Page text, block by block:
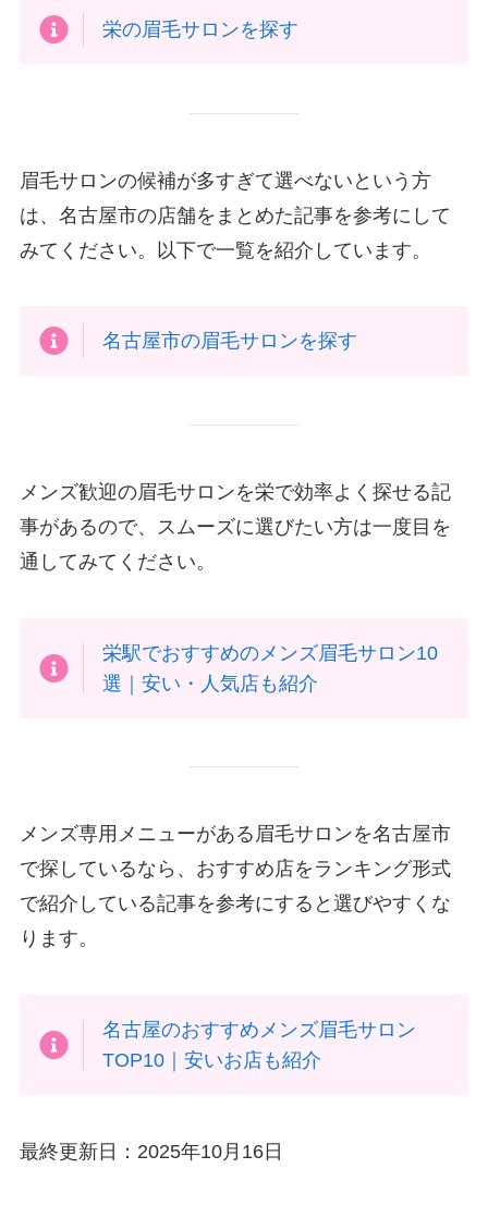
栄の眉毛サロンを探す
眉毛サロンの候補が多すぎて選べないという方
は、名古屋市の店舗をまとめた記事を参考にして
みてください。以下で一覧を紹介しています。
名古屋市の眉毛サロンを探す
メンズ歓迎の眉毛サロンを栄で効率よく探せる記
事があるので、スムーズに選びたい方は一度目を
通してみてください。
栄駅でおすすめのメンズ眉毛サロン10
選｜安い・人気店も紹介
メンズ専用メニューがある眉毛サロンを名古屋市
で探しているなら、おすすめ店をランキング形式
で紹介している記事を参考にすると選びやすくな
ります。
名古屋のおすすめメンズ眉毛サロン
TOP10｜安いお店も紹介
最終更新日：2025年10月16日